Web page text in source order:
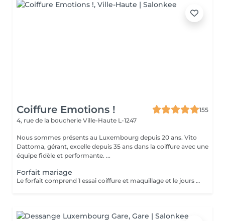
Coiffure Emotions !
155
4, rue de la boucherie Ville-Haute L-1247
Nous sommes présents au Luxembourg depuis 20 ans. Vito
Dattoma, gérant, excelle depuis 35 ans dans la coiffure avec une
équipe fidèle et performante. ...
Forfait mariage
Le forfait comprend 1 essai coiffure et maquillage et le jours du mariage